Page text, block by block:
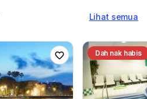
Lihat semua
Dah nak habis